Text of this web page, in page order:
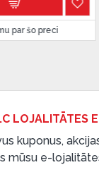
Uzdot
LOJALITĀTES
kuponus,
mūsu e-